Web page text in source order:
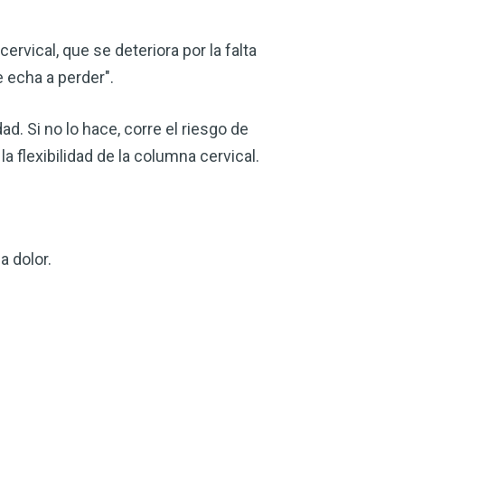
que se deteriora por la falta
a perder".
Si no lo hace, corre el riesgo de
flexibilidad de la columna cervical.
dolor.